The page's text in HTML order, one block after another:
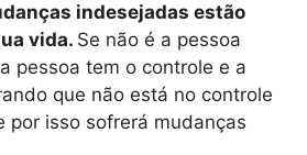
indesejadas estão
vida. Se não é a pessoa
pessoa tem o controle e a
que não está no controle
por isso sofrerá mudanças